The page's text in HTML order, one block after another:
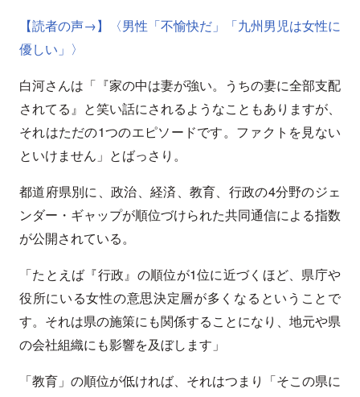
【読者の声→】〈男性「不愉快だ」「九州男児は女性に
優しい」〉
白河さんは「『家の中は妻が強い。うちの妻に全部支配
されてる』と笑い話にされるようなこともありますが、
それはただの1つのエピソードです。ファクトを見ない
といけません」とばっさり。
都道府県別に、政治、経済、教育、行政の4分野のジェ
ンダー・ギャップが順位づけられた共同通信による指数
が公開されている。
「たとえば『行政』の順位が1位に近づくほど、県庁や
役所にいる女性の意思決定層が多くなるということで
す。それは県の施策にも関係することになり、地元や県
の会社組織にも影響を及ぼします」
「教育」の順位が低ければ、それはつまり「そこの県に